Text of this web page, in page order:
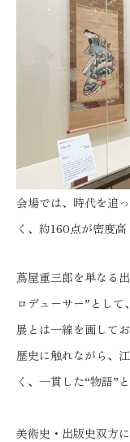
会場では、時代を追
く、約160点が密度高
蔦屋重三郎を単なる
ロデューサー”とし
展とは一線を画して
歴史に触れながら、
く、一貫した“物語”
美術史・出版史双方